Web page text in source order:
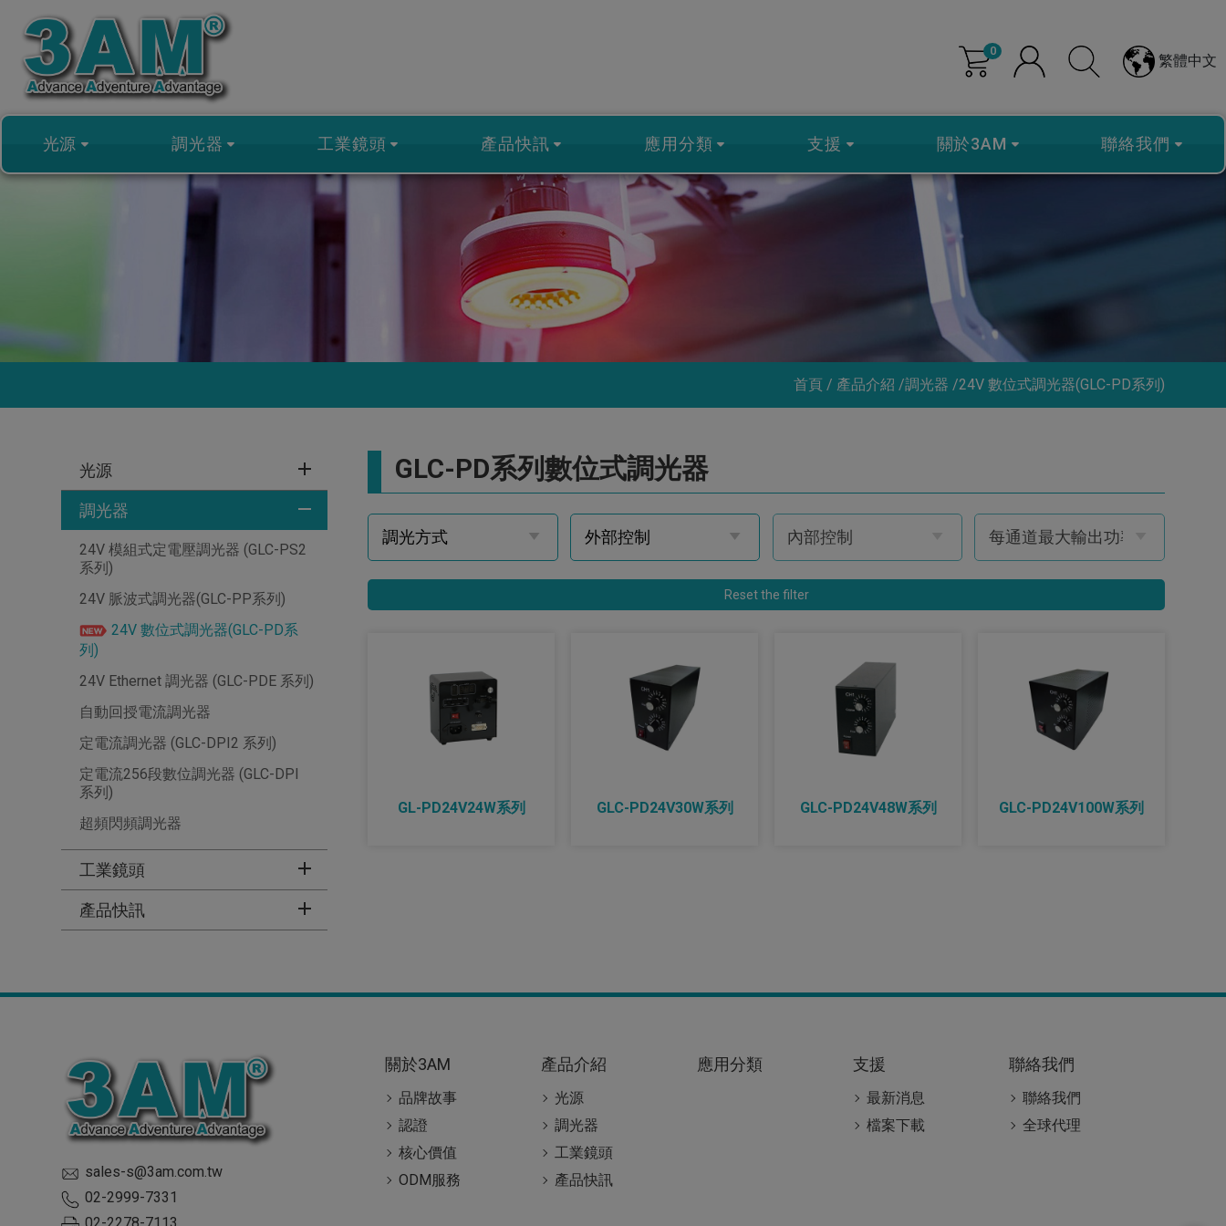
0
繁體中文
光源 調光器 工業鏡頭 產品快訊 應用分類 支援 關於3AM 聯絡我們
首頁 產品介紹 調光器 24V 數位式調光器(GLC-PD系列)
光源
調光器
24V 模組式定電壓調光器 (GLC-PS2
系列)
24V 脈波式調光器(GLC-PP系列)
24V 數位式調光器(GLC-PD系
列)
24V Ethernet 調光器 (GLC-PDE 系列)
自動回授電流調光器
定電流調光器 (GLC-DPI2 系列)
定電流256段數位調光器 (GLC-DPI
系列)
超頻閃頻調光器
工業鏡頭
產品快訊
GLC-PD系列數位式調光器
Reset the filter
GL-PD24V24W系列 GLC-PD24V30W系列 GLC-PD24V48W系列 GLC-PD24V100W系列
sales-s@3am.com.tw
02-2999-7331
關於3AM
品牌故事
認證
核心價值
ODM服務
產品介紹
光源
調光器
工業鏡頭
產品快訊
應用分類 支援
最新消息
檔案下載
聯絡我們
聯絡我們
全球代理
Cookie管理面板